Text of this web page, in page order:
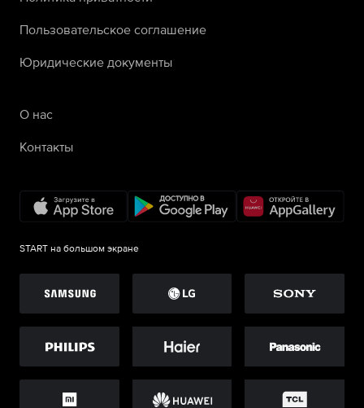
Пользовательское соглашение
Юридические документы
О нас
Контакты
START на большом экране